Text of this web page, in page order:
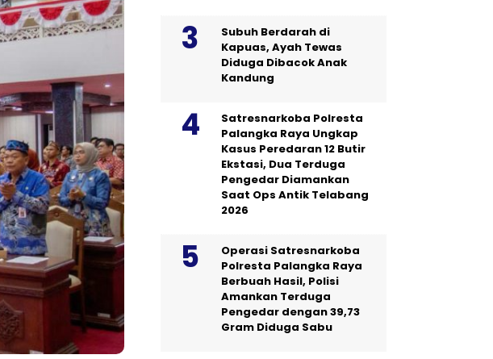
Subuh Berdarah di
Kapuas, Ayah Tewas
Diduga Dibacok Anak
Kandung
Satresnarkoba Polresta
Palangka Raya Ungkap
Kasus Peredaran 12 Butir
Ekstasi, Dua Terduga
Pengedar Diamankan
Saat Ops Antik Telabang
2026
Operasi Satresnarkoba
Polresta Palangka Raya
Berbuah Hasil, Polisi
Amankan Terduga
Pengedar dengan 39,73
Gram Diduga Sabu